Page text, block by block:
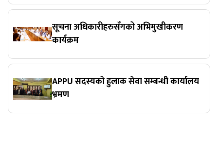
सूचना अधिकारीहरुसँगको अभिमुखीकरण
कार्यक्रम
APPU सदस्यको हुलाक सेवा सम्बन्धी कार्यालय
भ्रमण